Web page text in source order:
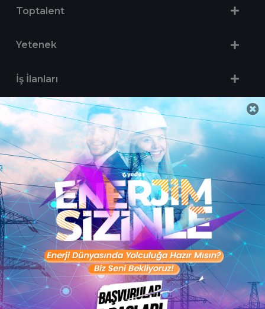
Toptalent
Yetenek
İş İlanları
Sertifika Programları
Yetenek Testleri
İşveren
Toptalent Marka ve İnsan Kaynakları Danışmanlığı Limited Şirketi Özel İstihdam Bürosu
Olarak 11 / 11 / 2024 - 10 / 11 / 2027 tarihleri arasında faaliyette bulunmak üzere, Türkiye İş
Kurumu tarafından 05.11.2024 tarih ve 16998526 sayılı karar uyarınca 1251 nolu belge ile faaliyet
göstermektedir.Toptalent İş İlanları için tıklayın. 4904 sayılı kanun uyarınca iş arayanlardan